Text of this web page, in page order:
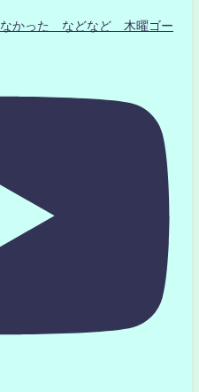
かった などなど 木曜ゴー